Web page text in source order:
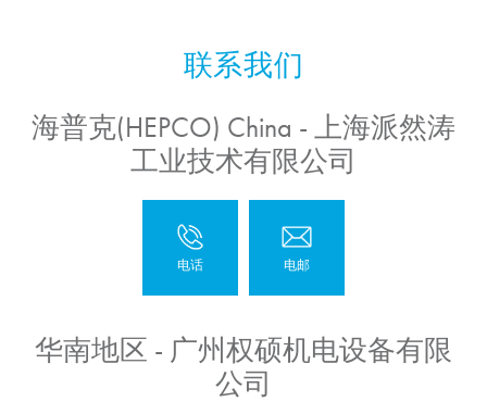
海普克(HEPCO) China - 上海派然涛
工业技术有限公司
华南地区 - 广州权硕机电设备有限
公司